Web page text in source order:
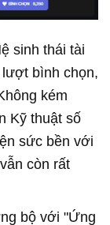
sinh thái tài
bình chọn,
kém
Kỹ thuật số
sức bền với
còn rất
bộ với "Ứng